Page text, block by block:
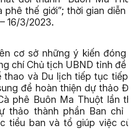
phê thế giới”; thời gian diễn
16/3/2023.
cơ sở những ý kiến đóng
chí Chủ tịch UBND tỉnh đề
thao và Du lịch tiếp tục tiếp
để hoàn thiện dự thảo
phê Buôn Ma Thuột lần
thảo thành phần Ban chỉ
tiểu ban và tổ giúp việc